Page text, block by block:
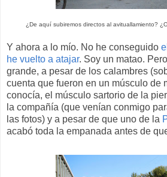
¿De aquí subiremos directos al avituallamiento?
Y ahora a lo mío. No he conseguido
he vuelto a atajar. Soy un matao.
grande, a pesar de los calambres
cuenta que fueron en un músculo de
conocía, el músculo sartorio de la
la compañía (que venían conmigo
las fotos) y a pesar de que uno de la
acabó toda la empanada antes de